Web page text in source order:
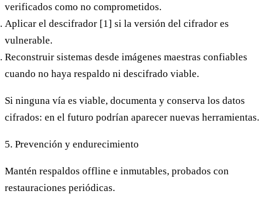
verificados como no comprometidos.
Aplicar el descifrador [1] si la versión del cifrador es
vulnerable.
Reconstruir sistemas desde imágenes maestras confiables
cuando no haya respaldo ni descifrado viable.
Si ninguna vía es viable, documenta y conserva los datos
cifrados: en el futuro podrían aparecer nuevas herramientas.
5. Prevención y endurecimiento
Mantén respaldos offline e inmutables, probados con
restauraciones periódicas.